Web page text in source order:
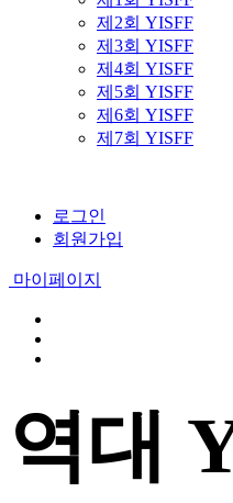
제2회 YISFF
제3회 YISFF
제4회 YISFF
제5회 YISFF
제6회 YISFF
제7회 YISFF
로그인
회원가입
마이페이지
역대